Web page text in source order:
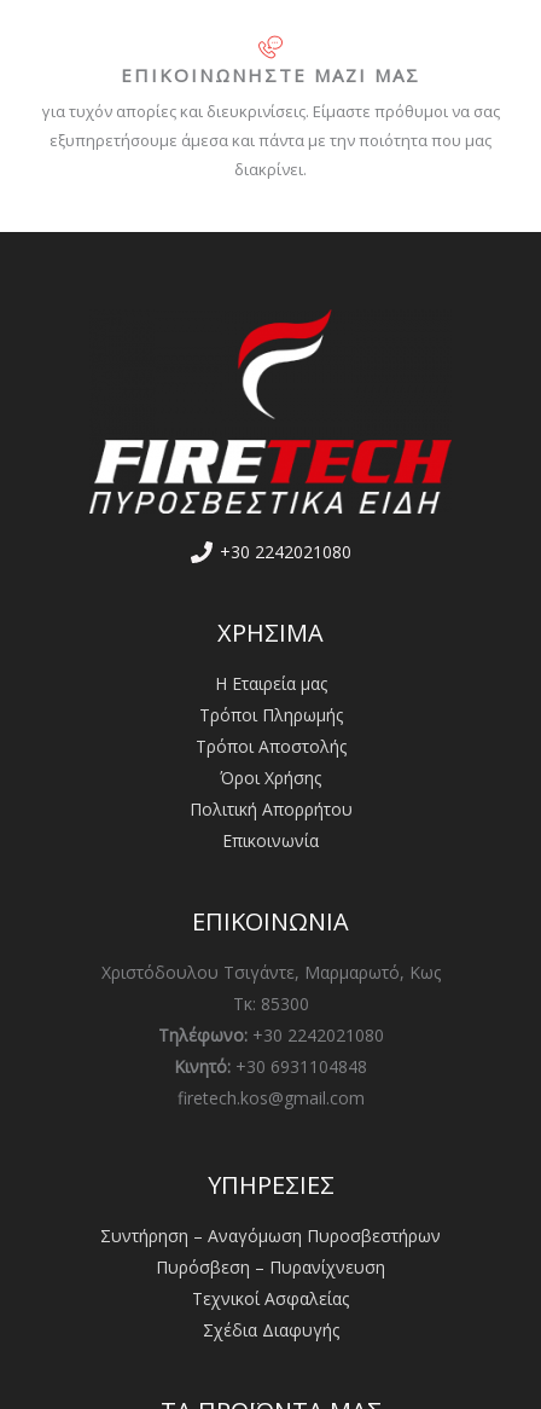
ΕΠΙΚΟΙΝΩΝΗΣΤΕ ΜΑΖΙ ΜΑΣ
για τυχόν απορίες και διευκρινίσεις. Είμαστε πρόθυμοι να σας
εξυπηρετήσουμε άμεσα και πάντα με την ποιότητα που μας
διακρίνει.
+30 2242021080
ΧΡΗΣΙΜΑ
Η Εταιρεία μας
Τρόποι Πληρωμής
Τρόποι Αποστολής
Όροι Χρήσης
Πολιτική Απορρήτου
Επικοινωνία
ΕΠΙΚΟΙΝΩΝΙΑ
Χριστόδουλου Τσιγάντε, Μαρμαρωτό, Κως
Τκ: 85300
Τηλέφωνο:+30 2242021080
Κινητό: +30 6931104848
firetech.kos@gmail.com
ΥΠΗΡΕΣΙΕΣ
Συντήρηση – Αναγόμωση Πυροσβεστήρων
Πυρόσβεση – Πυρανίχνευση
Τεχνικοί Ασφαλείας
Σχέδια Διαφυγής